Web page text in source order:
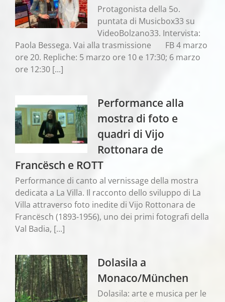
Protagonista della 5o.
puntata di Musicbox33 su
VideoBolzano33. Intervista:
Paola Bessega. Vai alla trasmissione FB 4 marzo
ore 20. Repliche: 5 marzo ore 10 e 17:30; 6 marzo
ore 12:30 [...]
Performance alla
mostra di foto e
quadri di Vijo
Rottonara de
Francësch e ROTT
Performance di canto al vernissage della mostra
dedicata a La Villa. Il racconto dello sviluppo di La
Villa attraverso foto inedite di Vijo Rottonara de
Francësch (1893-1956), uno dei primi fotografi della
Val Badia, [...]
Dolasila a
Monaco/München
Dolasila: arte e musica per le